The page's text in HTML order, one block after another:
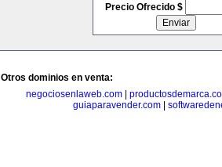
Precio Ofrecido $
Otros dominios en venta:
negociosenlaweb.com
guiaparavender.com|